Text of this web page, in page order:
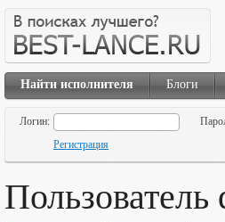
Найти исполнителя Блоги
Логин:
Регистрация
Пользователь